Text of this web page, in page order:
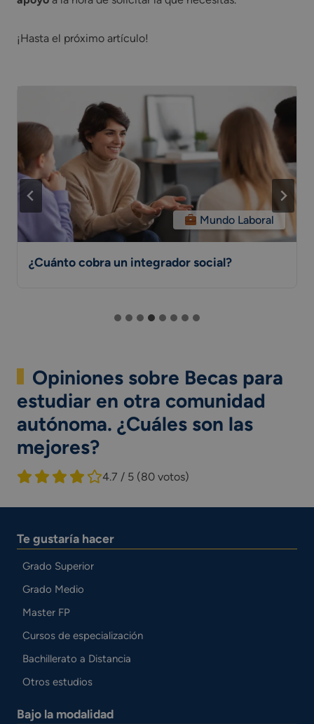
¡Hasta el próximo artículo!
Mundo Laboral
¿Cuánto cobra un integrador social?
Opiniones sobre Becas para
estudiar en otra comunidad
autónoma. ¿Cuáles son las
mejores?
4.7 / 5 (80 votos)
Te gustaría hacer
Grado Superior
Grado Medio
Master FP
Cursos de especialización
Bachillerato a Distancia
Otros estudios
Bajo la modalidad